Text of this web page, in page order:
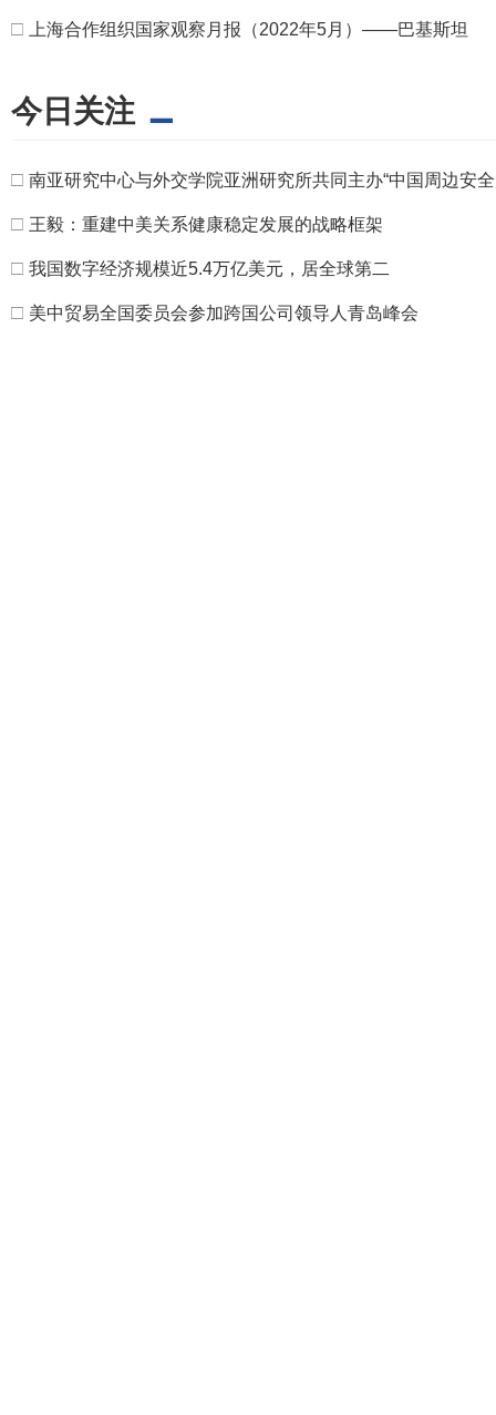
□ 上海合作组织国家观察月报（2022年5月）——巴基斯坦
今日关注
□ 南亚研究中心与外交学院亚洲研究所共同主办“中国周边安
□ 王毅：重建中美关系健康稳定发展的战略框架
□ 我国数字经济规模近5.4万亿美元，居全球第二
□ 美中贸易全国委员会参加跨国公司领导人青岛峰会